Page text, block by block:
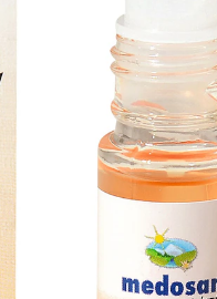
Augen. Mit dem Roll-
Öl aus Aprikosen-
Haut.
unterstützen
Wirkung.